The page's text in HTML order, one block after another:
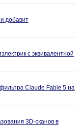
добавит
с эквивалентной
Claude Fable 5 на
3D-сканов в